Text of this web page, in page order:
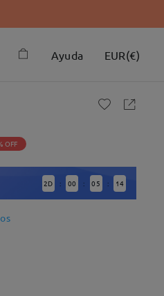
Ayuda EUR(€)
OFF
2D : 00 : 05 : 13